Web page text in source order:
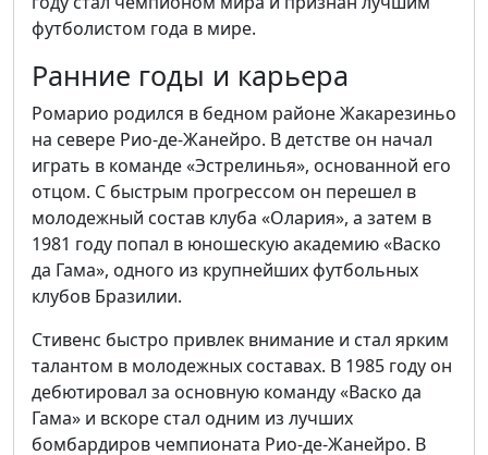
футболистом года в мире.
Ранние годы и карьера
Ромарио родился в бедном районе Жакарезиньо
на севере Рио-де-Жанейро. В детстве он начал
играть в команде «Эстрелинья», основанной его
отцом. С быстрым прогрессом он перешел в
молодежный состав клуба «Олария», а затем в
1981 году попал в юношескую академию «Васко
да Гама», одного из крупнейших футбольных
клубов Бразилии.
Стивенс быстро привлек внимание и стал ярким
талантом в молодежных составах. В 1985 году он
дебютировал за основную команду «Васко да
Гама» и вскоре стал одним из лучших
бомбардиров чемпионата Рио-де-Жанейро. В